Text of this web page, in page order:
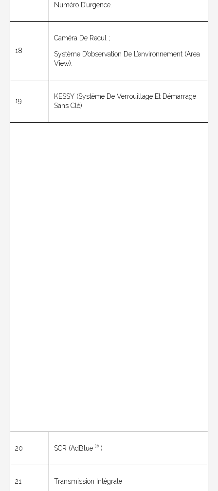
Numéro D’urgence.
18
Caméra De Recul ;
Système D’observation De L’environnement (Area
View).
19
KESSY (système De Verrouillage Et Démarrage
Sans Clé)
20 SCR (AdBlue ® )
21 Transmission Intégrale